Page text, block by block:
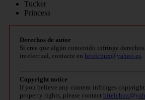
Tucker
Princess
Derechos de autor
Si cree que algún contenido infringe
intelectual, contacte en bitelchux@yahoo.es.
Copyright notice
If you believe any content infringes
property rights, please contact